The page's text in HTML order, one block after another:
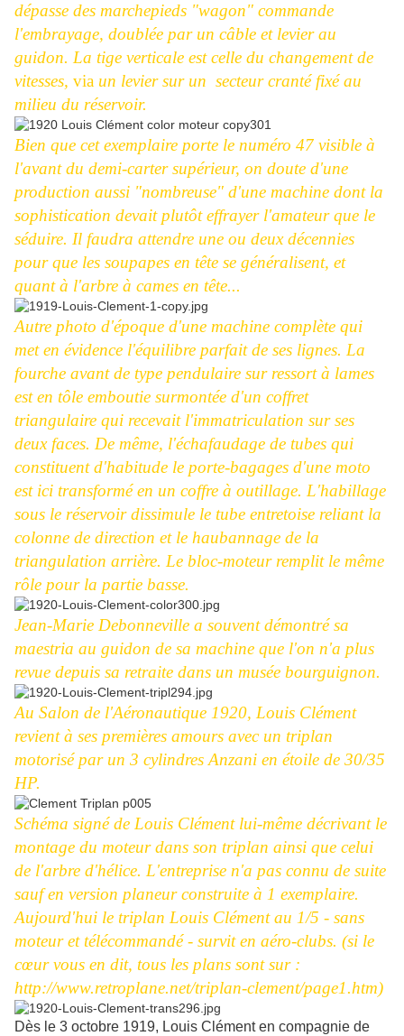
dépasse des marchepieds "wagon" commande
l'embrayage, doublée par un câble et levier au
guidon. La tige verticale est celle du changement de
vitesses, via un levier sur un secteur cranté fixé au
milieu du réservoir.
Bien que cet exemplaire porte le numéro 47 visible à
l'avant du demi-carter supérieur, on doute d'une
production aussi "nombreuse" d'une machine dont la
sophistication devait plutôt effrayer l'amateur que le
séduire. Il faudra attendre une ou deux décennies
pour que les soupapes en tête se généralisent, et
quant à l'arbre à cames en tête...
Autre photo d'époque d'une machine complète qui
met en évidence l'équilibre parfait de ses lignes. La
fourche avant de type pendulaire sur ressort à lames
est en tôle emboutie surmontée d'un coffret
triangulaire qui recevait l'immatriculation sur ses
deux faces. De même, l'échafaudage de tubes qui
constituent d'habitude le porte-bagages d'une moto
est ici transformé en un coffre à outillage. L'habillage
sous le réservoir dissimule le tube entretoise reliant la
colonne de direction et le haubannage de la
triangulation arrière. Le bloc-moteur remplit le même
rôle pour la partie basse.
Jean-Marie Debonneville a souvent démontré sa
maestria au guidon de sa machine que l'on n'a plus
revue depuis sa retraite dans un musée bourguignon.
Au Salon de l'Aéronautique 1920, Louis Clément
revient à ses premières amours avec un triplan
motorisé par un 3 cylindres Anzani en étoile de 30/35
HP.
Schéma signé de Louis Clément lui-même décrivant le
montage du moteur dans son triplan ainsi que celui
de l'arbre d'hélice. L'entreprise n'a pas connu de suite
sauf en version planeur construite à 1 exemplaire.
Aujourd'hui le triplan Louis Clément au 1/5 - sans
moteur et télécommandé - survit en aéro-clubs. (si le
cœur vous en dit, tous les plans sont sur :
http://www.retroplane.net/triplan-clement/page1.htm)
Dès le 3 octobre 1919, Louis Clément en compagnie de